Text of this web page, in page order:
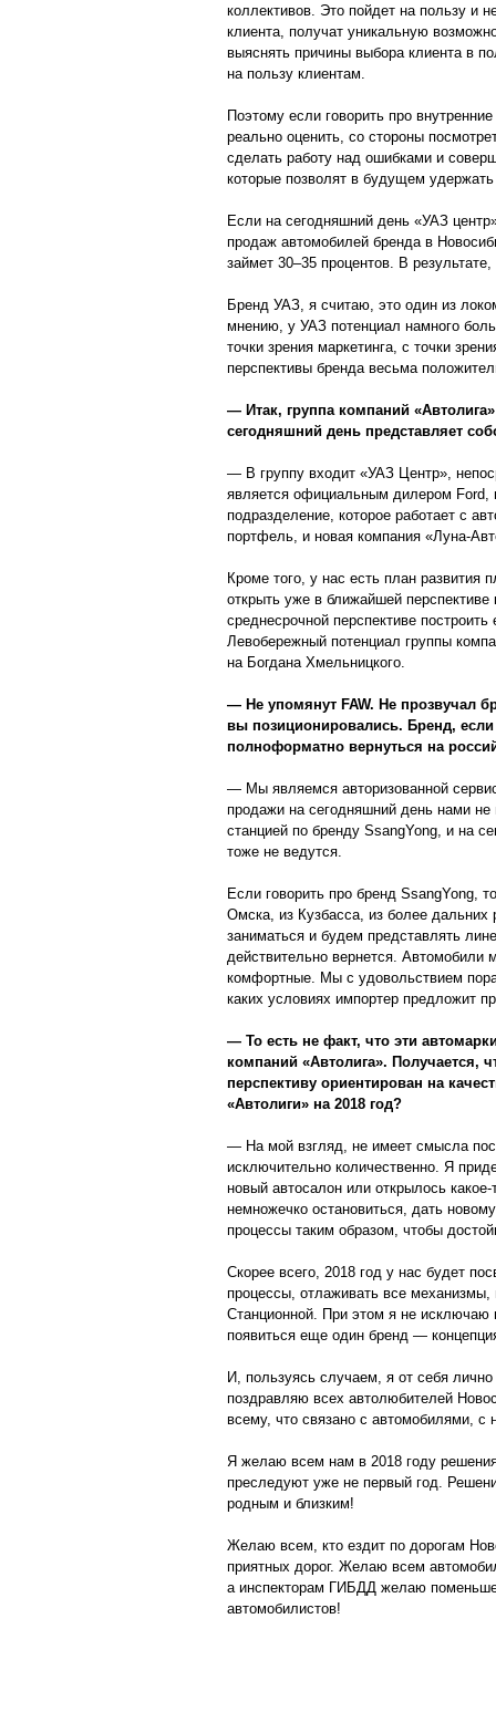
коллективов. Это пойдет на пользу и
клиента, получат уникальную
выяснять причины выбора клиента в
на пользу клиентам.
Поэтому если говорить про
реально оценить, со стороны
сделать работу над ошибками и
которые позволят в будущем
Если на сегодняшний день «УАЗ
продаж автомобилей бренда в
займет 30–35 процентов. В
Бренд УАЗ, я считаю, это один из
мнению, у УАЗ потенциал намного
точки зрения маркетинга, с точки
перспективы бренда весьма
— Итак, группа компаний
сегодняшний день представляет
— В группу входит «УАЗ Центр»,
является официальным дилером Ford,
подразделение, которое работает с
портфель, и новая компания «Луна-
Кроме того, у нас есть план развития
открыть уже в ближайшей
среднесрочной перспективе
Левобережный потенциал группы
на Богдана Хмельницкого.
— Не упомянут FAW. Не прозвучал
вы позиционировались. Бренд,
полноформатно вернуться на
— Мы являемся авторизованной
продажи на сегодняшний день нами
станцией по бренду SsangYong, и на
тоже не ведутся.
Если говорить про бренд SsangYong,
Омска, из Кузбасса, из более
заниматься и будем представлять
действительно вернется. Автомобили
комфортные. Мы с удовольствием
каких условиях импортер предложит
— То есть не факт, что эти
компаний «Автолига». Получается,
перспективу ориентирован на
«Автолиги» на 2018 год?
— На мой взгляд, не имеет смысла
исключительно количественно. Я
новый автосалон или открылось
немножечко остановиться, дать
процессы таким образом, чтобы
Скорее всего, 2018 год у нас будет
процессы, отлаживать все механизмы,
Станционной. При этом я не исключаю
появиться еще один бренд —
И, пользуясь случаем, я от себя
поздравляю всех автолюбителей
всему, что связано с автомобилями,
Я желаю всем нам в 2018 году
преследуют уже не первый год.
родным и близким!
Желаю всем, кто ездит по дорогам
приятных дорог. Желаю всем
а инспекторам ГИБДД желаю
автомобилистов!